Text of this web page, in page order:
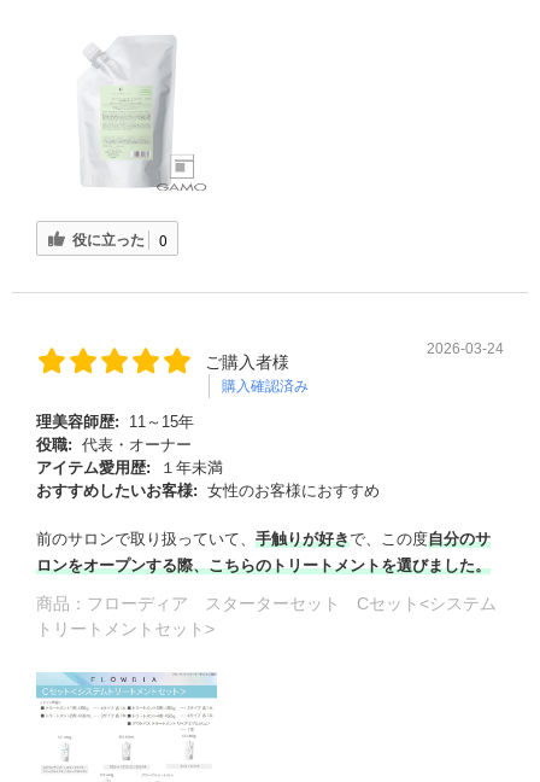
役に立った 0
ご購入者様
購入確認済み
2026-03-24
理美容師歴:
11～15年
役職: 代表・オーナー
アイテム愛用歴:
１年未満
おすすめしたいお客様: 女性のお客様におすすめ
前のサロンで取り扱っていて、 手触りが好きで、この度自分のサ
ロンをオープンする際、こちらのトリートメントを選びました。
商品： フローディア スターターセット Cセット<システム
トリートメントセット>